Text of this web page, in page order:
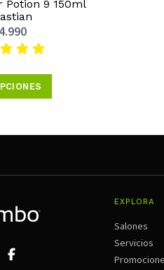
Potion 9 150ml
EXPLORA
Salones
Servicios